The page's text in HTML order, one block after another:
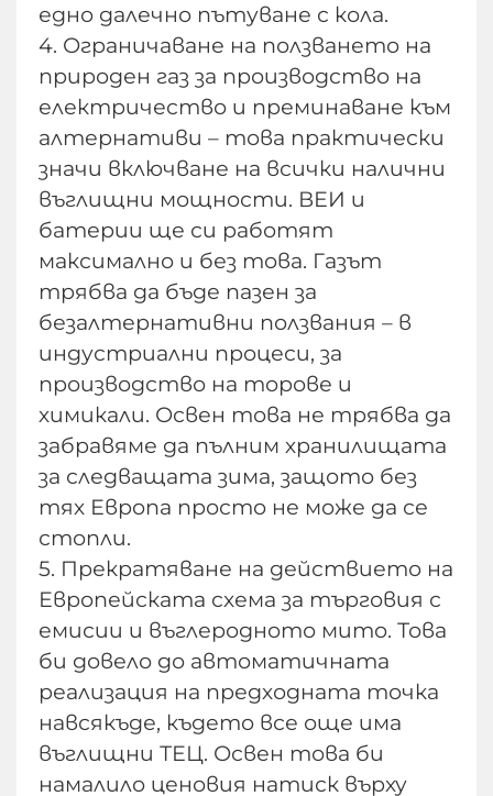
едно далечно пътуване с кола.
4. Ограничаване на ползването на
природен газ за производство на
електричество и преминаване към
алтернативи – това практически
значи включване на всички налични
въглищни мощности. ВЕИ и
батерии ще си работят
максимално и без това. Газът
трябва да бъде пазен за
безалтернативни ползвания – в
индустриални процеси, за
производство на торове и
химикали. Освен това не трябва да
забравяме да пълним хранилищата
за следващата зима, защото без
тях Европа просто не може да се
стопли.
5. Прекратяване на действието на
Европейската схема за търговия с
емисии и въглеродното мито. Това
би довело до автоматичната
реализация на предходната точка
навсякъде, където все още има
въглищни ТЕЦ. Освен това би
намалило ценовия натиск върху